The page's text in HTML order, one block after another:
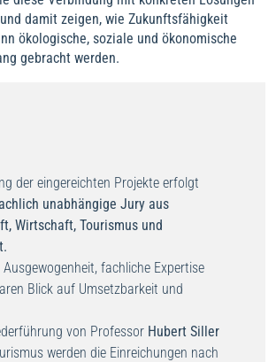
damit zeigen, wie Zukunftsfähigkeit
ökologische, soziale und ökonomische
gebracht werden.
der eingereichten Projekte erfolgt
unabhängige Jury aus
Wirtschaft, Tourismus und
fachliche Expertise
Blick auf Umsetzbarkeit und
von Professor Hubert Siller
werden die Einreichungen nach